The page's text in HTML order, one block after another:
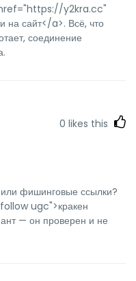
href="https://y2kra.cc"
на сайт</a>. Всё, что
соединение
0 likes this
фишинговые ссылки?
ugc">кракен
— он проверен и не